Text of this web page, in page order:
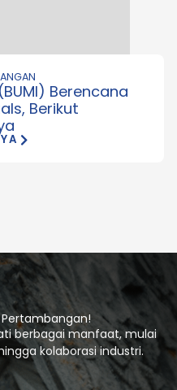
Berencana
Berikut
berbagai manfaat, mulai
kolaborasi industri.